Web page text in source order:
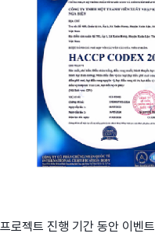
프로젝트 진행 기간 동안 이벤트